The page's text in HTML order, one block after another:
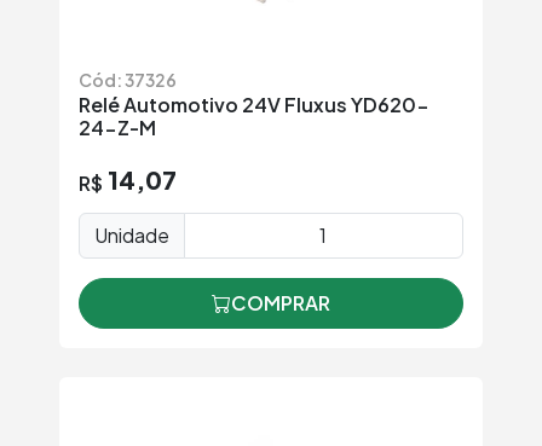
Cód: 37326
Relé Automotivo 24V Fluxus YD620-
24-Z-M
R$ 14,07
Unidade
COMPRAR